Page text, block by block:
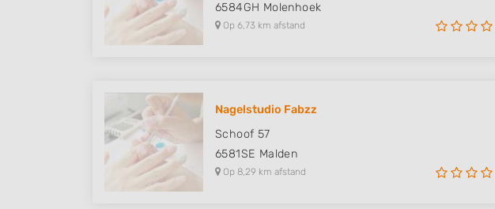
6584GH Molenhoek
Op 6,73 km afstand
Nagelstudio Fabzz
Schoof 57
6581SE Malden
Op 8,29 km afstand